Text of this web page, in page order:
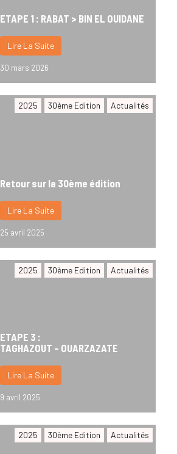
ETAPE 1 : RABAT > BIN EL OUIDANE
Lire La Suite
30 mars 2026
2025 30ème Edition Actualités
Retour sur la 30ème édition
Lire La Suite
25 avril 2025
2025 30ème Edition Actualités
ETAPE 3 :
TAGHAZOUT – OUARZAZATE
Lire La Suite
9 avril 2025
2025 30ème Edition Actualités